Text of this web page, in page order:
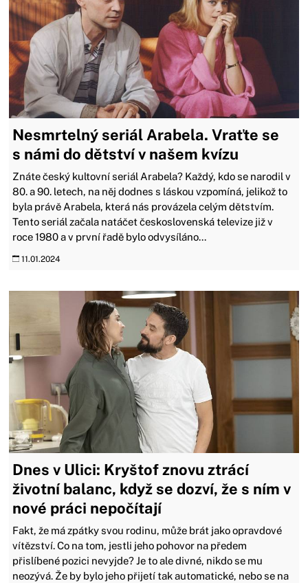
Nesmrtelný seriál Arabela. Vraťte se
s námi do dětství v našem kvízu
Znáte český kultovní seriál Arabela? Každý, kdo se narodil v
80. a 90. letech, na něj dodnes s láskou vzpomíná, jelikož to
byla právě Arabela, která nás provázela celým dětstvím.
Tento seriál začala natáčet československá televize již v
roce 1980 a v první řadě bylo odvysíláno...
11.01.2024
Dnes v Ulici: Kryštof znovu ztrácí
životní balanc, když se dozví, že s ním v
nové práci nepočítají
Fakt, že má zpátky svou rodinu, může brát jako opravdové
vítězství. Co na tom, jestli jeho pohovor na předem
přislíbené pozici nevyjde? Je to ale divné, nikdo se mu
neozývá. Že by bylo jeho přijetí tak automatické, nebo se na